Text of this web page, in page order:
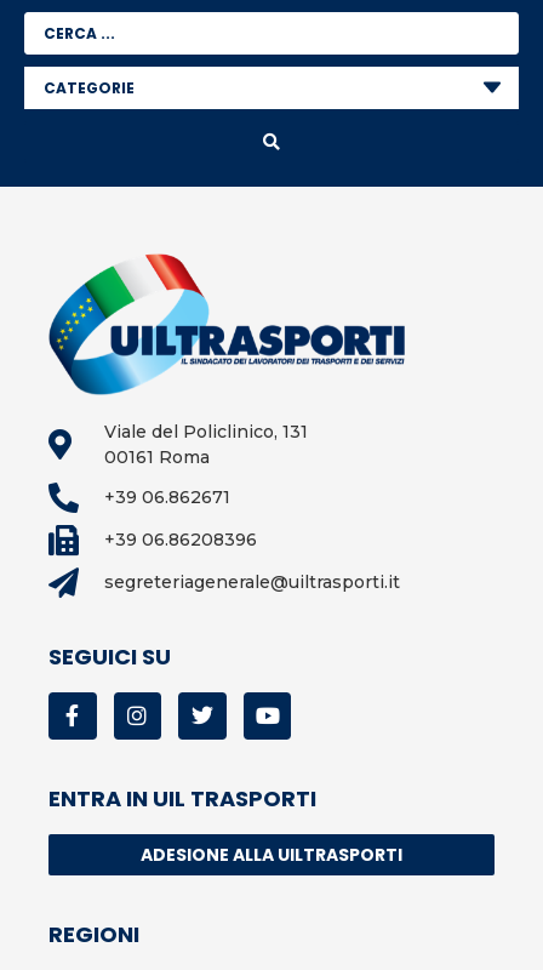
Viale del Policlinico, 131
00161 Roma
+39 06.862671
+39 06.86208396
segreteriagenerale@uiltrasporti.it
SEGUICI SU
ENTRA IN UIL TRASPORTI
ADESIONE ALLA UILTRASPORTI
REGIONI